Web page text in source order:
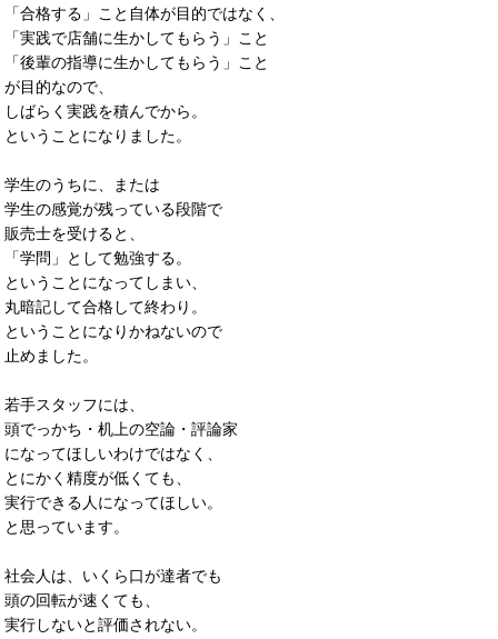
「合格する」こと自体が目的ではなく、
「実践で店舗に生かしてもらう」こと
「後輩の指導に生かしてもらう」こと
が目的なので、
しばらく実践を積んでから。
ということになりました。
学生のうちに、または
学生の感覚が残っている段階で
販売士を受けると、
「学問」として勉強する。
ということになってしまい、
丸暗記して合格して終わり。
ということになりかねないので
止めました。
若手スタッフには、
頭でっかち・机上の空論・評論家
になってほしいわけではなく、
とにかく精度が低くても、
実行できる人になってほしい。
と思っています。
社会人は、いくら口が達者でも
頭の回転が速くても、
実行しないと評価されない。